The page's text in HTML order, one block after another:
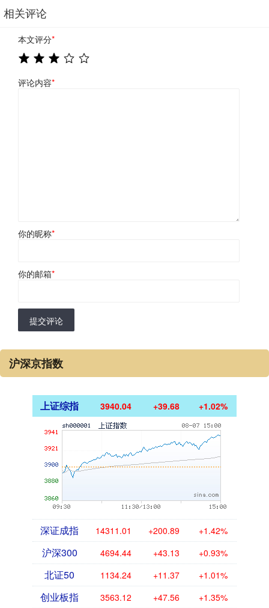
相关评论
本文评分*
评论内容*
你的昵称*
你的邮箱*
提交评论
沪深京指数
上证综指 3940.04 +39.68 +1.02%
深证成指 14311.01 +200.89 +1.42%
沪深300 4694.44 +43.13 +0.93%
北证50 1134.24 +11.37 +1.01%
创业板指 3563.12 +47.56 +1.35%